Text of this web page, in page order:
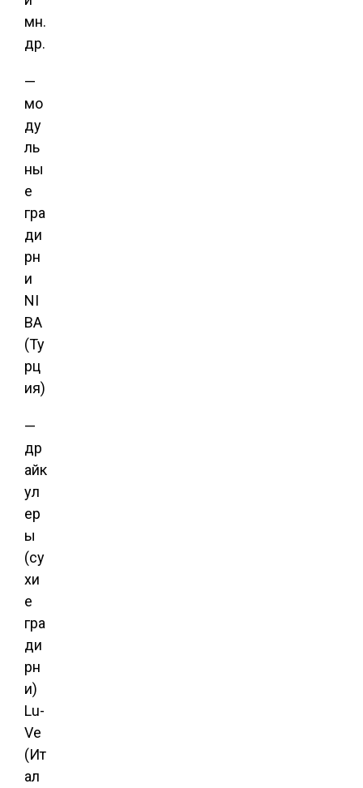
мн.
др.
—
мо
ду
ль
ны
е
гра
ди
рн
и
NI
BA
(Ту
рц
ия)
—
др
айк
ул
ер
ы
(су
хи
е
гра
ди
рн
и)
Lu-
Ve
(Ит
ал